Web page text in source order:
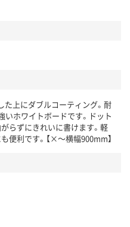
上にダブルコーティング。耐
いホワイトボードです。ドット
らずにきれいに書けます。軽
便利です。【×～横幅900mm】